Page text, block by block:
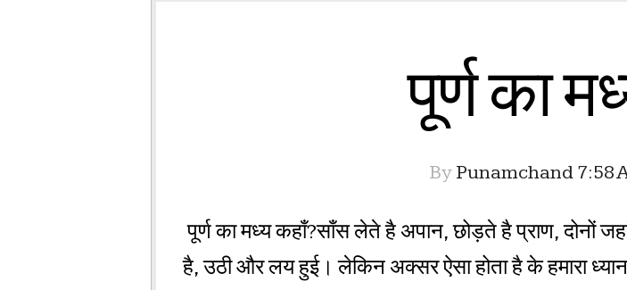
पूर्ण का
By Punamchand 7:58
पूर्ण का मध्य कहाँ?साँस लेते है अपान, छोड़ते है प्राण,
है, उठी और लय हुई। लेकिन अक्सर ऐसा होता है के हमारा